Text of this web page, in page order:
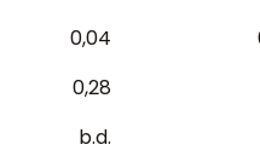
0,04
0,28
b.d.